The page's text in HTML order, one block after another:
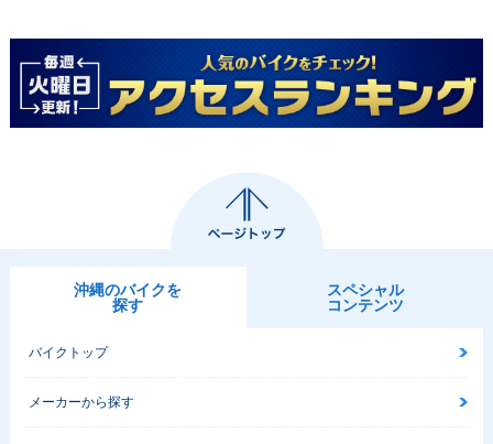
沖縄のバイクを
探す
スペシャル
コンテンツ
バイクトップ
メーカーから探す